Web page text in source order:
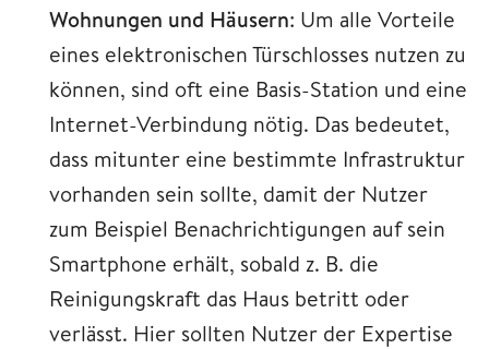
Wohnungen und Häusern: Um alle Vorteile
eines elektronischen Türschlosses nutzen zu
können, sind oft eine Basis-Station und eine
Internet-Verbindung nötig. Das bedeutet,
dass mitunter eine bestimmte Infrastruktur
vorhanden sein sollte, damit der Nutzer
zum Beispiel Benachrichtigungen auf sein
Smartphone erhält, sobald z. B. die
Reinigungskraft das Haus betritt oder
verlässt. Hier sollten Nutzer der Expertise